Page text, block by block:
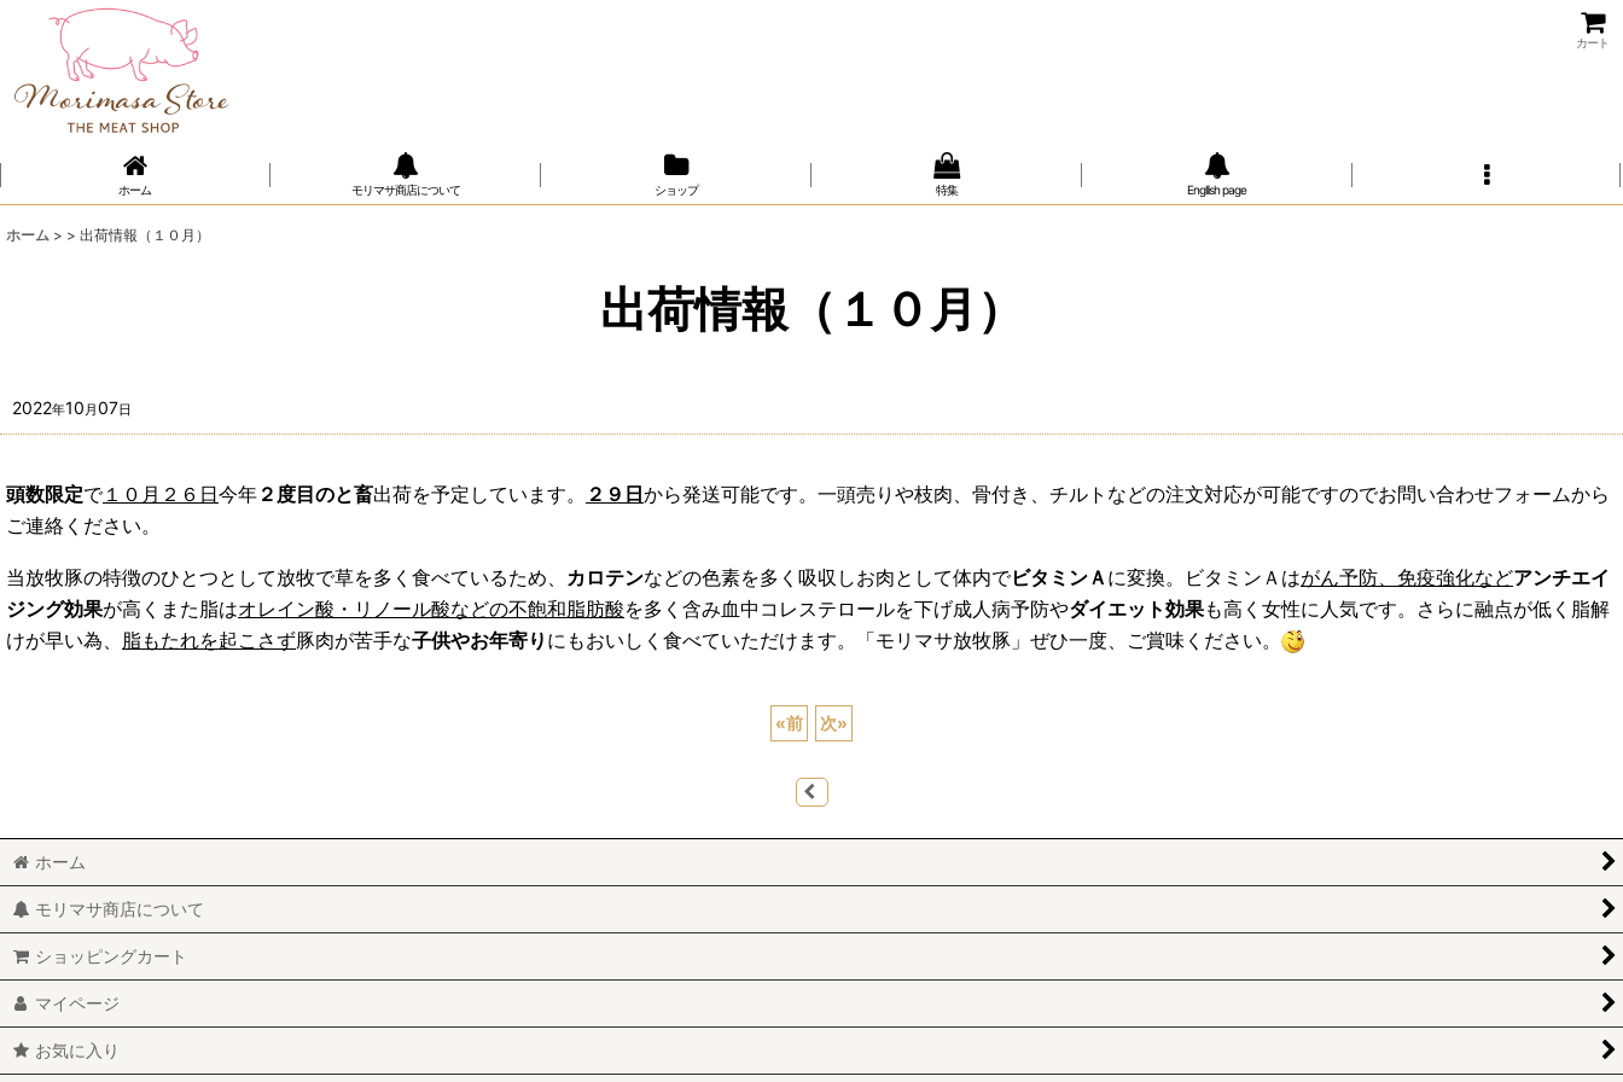
カート
ホーム モリマサ商店について ショップ 特集 Engllish page
ホーム > > 出荷情報（１０月）
出荷情報（１０月）
2022年10 月07日
頭数限定で１０月２６日今年 ２度目のと畜出荷を予定しています。 ２９日から発送可能です。一頭売りや枝肉、骨付き、チルトなどの注文対応が可能ですのでお問い合わせフォームから
ご連絡ください。
当放牧豚の特徴のひとつとして放牧で草を多く食べているため、 カロテンなどの色素を多く吸収しお肉として体内でビタミンＡ に変換。ビタミンＡはがん予防、免疫強化などアンチエイ
ジング効果が高くまた脂はオレイン酸・リノール酸などの不飽和脂肪酸を多く含み血中コレステロールを下げ成人病予防やダイエット効果も高く女性に人気です。さらに融点が低く脂解
けが早い為、 脂もたれを起こさず豚肉が苦手な子供やお年寄り にもおいしく食べていただけます。「モリマサ放牧豚」ぜひ一度、ご賞味ください。
«前 次»
ホーム
モリマサ商店について
ショッピングカート
マイページ
お気に入り